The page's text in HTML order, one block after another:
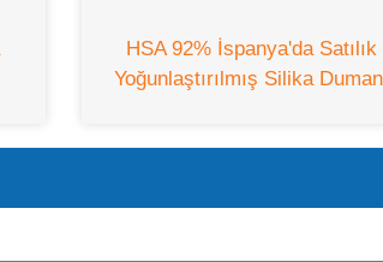
HSA 92% İspanya'da Satılık
Yoğunlaştırılmış Silika